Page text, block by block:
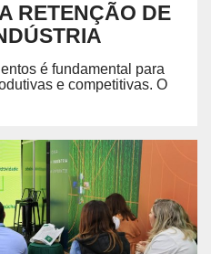
RETENÇÃO DE
é fundamental para
e competitivas. O